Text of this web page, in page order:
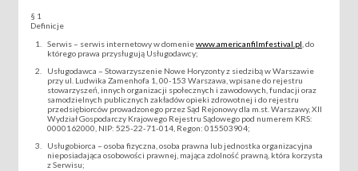
§ 1
Definicje
Serwis – serwis internetowy w domeniewww.americanfilmfestival.pl , do
którego prawa przysługują Usługodawcy;
Usługodawca – Stowarzyszenie Nowe Horyzonty z siedzibą w Warszawie
przy ul. Ludwika Zamenhofa 1, 00-153 Warszawa, wpisane do rejestru
stowarzyszeń, innych organizacji społecznych i zawodowych, fundacji oraz
samodzielnych publicznych zakładów opieki zdrowotnej i do rejestru
przedsiębiorców prowadzonego przez Sąd Rejonowy dla m.st. Warszawy, XII
Wydział Gospodarczy Krajowego Rejestru Sądowego pod numerem KRS:
0000162000, NIP: 525-22-71-014, Regon: 015503904;
Usługobiorca – osoba fizyczna, osoba prawna lub jednostka organizacyjna
nieposiadająca osobowości prawnej, mająca zdolność prawną, która korzysta
z Serwisu;